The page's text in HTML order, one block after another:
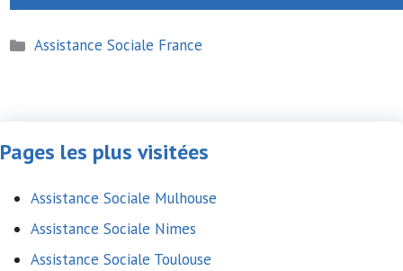
Catégories
Assistance Sociale France
Pages les plus visitées
Assistance Sociale Mulhouse
Assistance Sociale Nimes
Assistance Sociale Toulouse